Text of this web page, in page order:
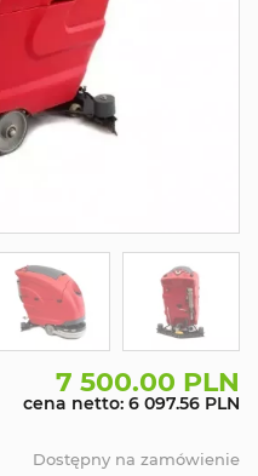
7 500.00 PLN
cena netto: 6 097.56 PLN
Dostępny na zamówienie